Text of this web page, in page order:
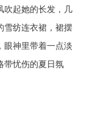
吹起她的长发，几
雪纺连衣裙，裙摆
眼神里带着一点淡
带忧伤的夏日氛